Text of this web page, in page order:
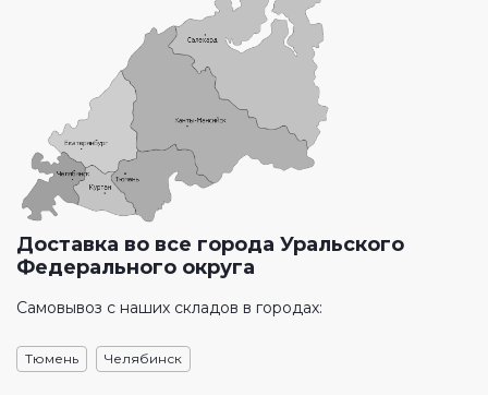
Доставка во все города Уральского
Федерального округа
Самовывоз с наших складов в городах:
Тюмень Челябинск